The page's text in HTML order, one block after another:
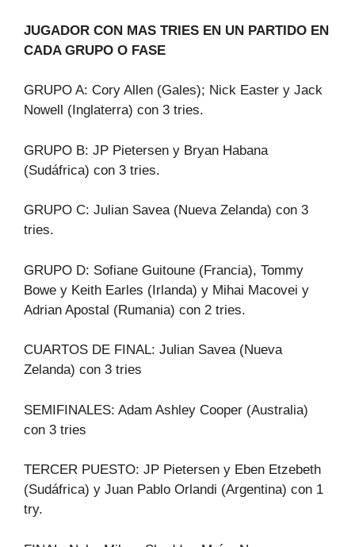
JUGADOR CON MAS TRIES EN UN PARTIDO EN
CADA GRUPO O FASE
GRUPO A: Cory Allen (Gales); Nick Easter y Jack
Nowell (Inglaterra) con 3 tries.
GRUPO B: JP Pietersen y Bryan Habana
(Sudáfrica) con 3 tries.
GRUPO C: Julian Savea (Nueva Zelanda) con 3
tries.
GRUPO D: Sofiane Guitoune (Francia), Tommy
Bowe y Keith Earles (Irlanda) y Mihai Macovei y
Adrian Apostal (Rumania) con 2 tries.
CUARTOS DE FINAL: Julian Savea (Nueva
Zelanda) con 3 tries
SEMIFINALES: Adam Ashley Cooper (Australia)
con 3 tries
TERCER PUESTO: JP Pietersen y Eben Etzebeth
(Sudáfrica) y Juan Pablo Orlandi (Argentina) con 1
try.